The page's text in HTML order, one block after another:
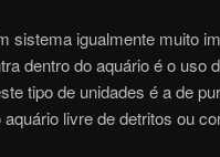
sistema igualmente muito
dentro do aquário é o uso
tipo de unidades é a de
aquário livre de detritos ou